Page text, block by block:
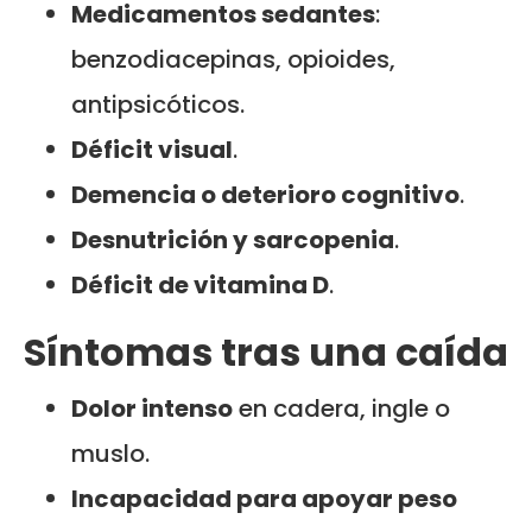
Medicamentos sedantes:
benzodiacepinas, opioides,
antipsicóticos.
Déficit visual.
Demencia o deterioro cognitivo.
Desnutrición y sarcopenia.
Déficit de vitamina D.
Síntomas tras una caída
Dolor intensoen cadera, ingle o
muslo.
Incapacidad para apoyar peso